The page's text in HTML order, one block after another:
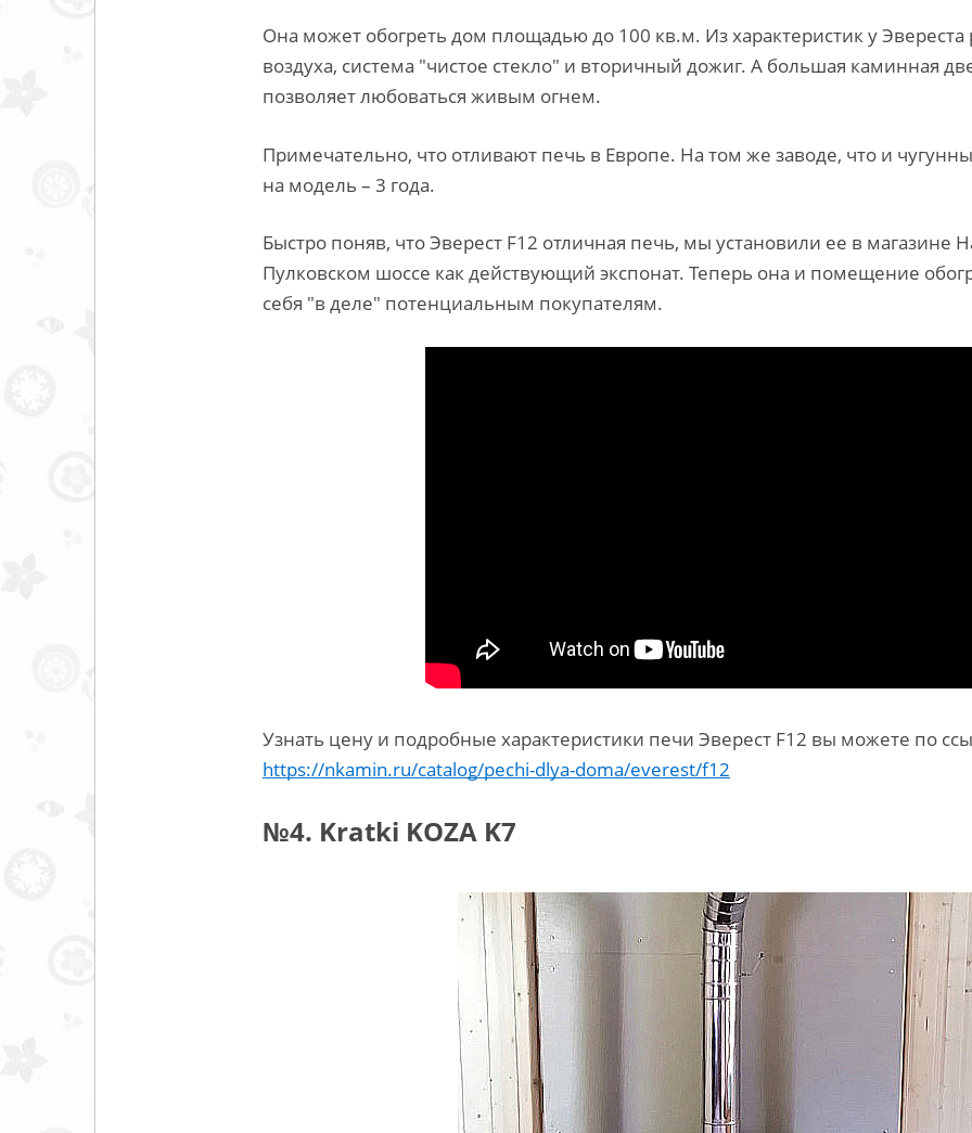
Она может обогреть дом площадью до 100 кв.м. Из характеристик у Эвереста
воздуха, система "чистое стекло" и вторичный дожиг. А большая каминная
позволяет любоваться живым огнем.
Примечательно, что отливают печь в Европе. На том же заводе, что и
на модель – 3 года.
Быстро поняв, что Эверест F12 отличная печь, мы установили ее в магазине
Пулковском шоссе как действующий экспонат. Теперь она и помещение
себя "в деле" потенциальным покупателям.
Узнать цену и подробные характеристики печи Эверест F12 вы можете по
https://nkamin.ru/catalog/pechi-dlya-doma/everest/f12
№4. Kratki KOZA K7